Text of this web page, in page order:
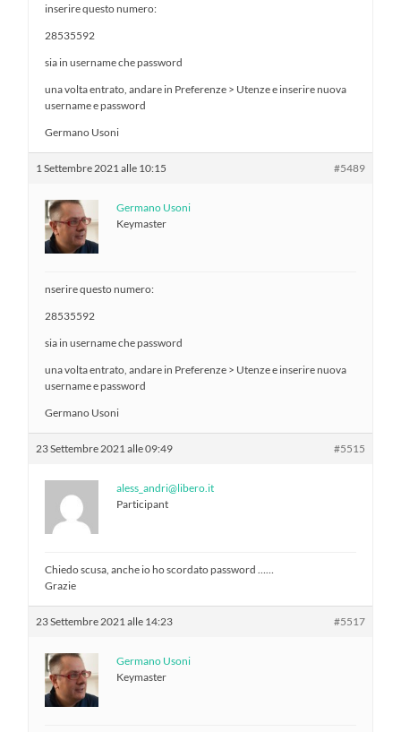
inserire questo numero:
28535592
sia in username che password
una volta entrato, andare in Preferenze > Utenze e inserire nuova
username e password
Germano Usoni
1 Settembre 2021 alle 10:15 #5489
Germano Usoni
Keymaster
nserire questo numero:
28535592
sia in username che password
una volta entrato, andare in Preferenze > Utenze e inserire nuova
username e password
Germano Usoni
23 Settembre 2021 alle 09:49 #5515
aless_andri@libero.it
Participant
Chiedo scusa, anche io ho scordato password ……
Grazie
23 Settembre 2021 alle 14:23 #5517
Germano Usoni
Keymaster